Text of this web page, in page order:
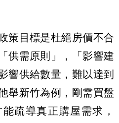
策目標是杜絕房價不合
供需原則」，「影響建
響供給數量，難以達到
舉新竹為例，剛需買盤
疏導真正購屋需求，